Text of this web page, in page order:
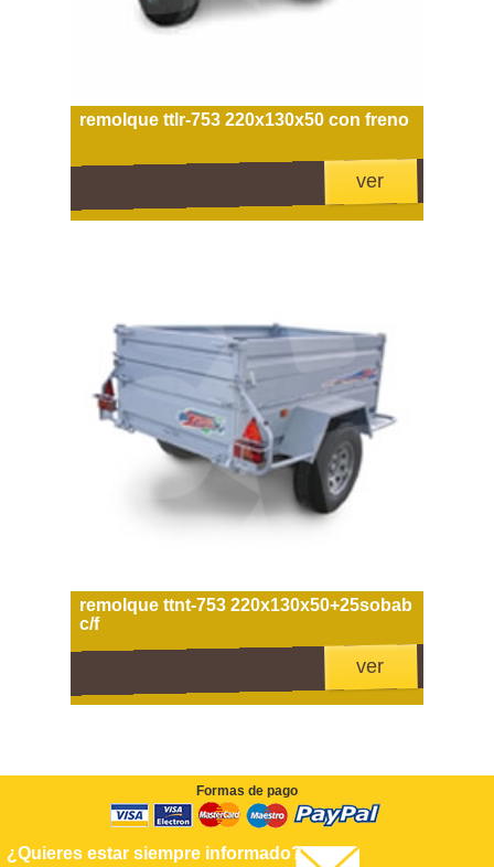
remolque ttlr-753 220x130x50 con freno
ver
remolque ttnt-753 220x130x50+25sobab
c/f
ver
Formas de pago
¿Quieres estar siempre informado?